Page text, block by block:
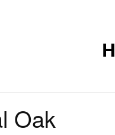
Oak